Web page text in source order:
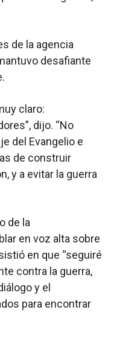
de la agencia
desafiante
claro:
dijo. “No
del Evangelio e
de construir
y a evitar la guerra
de la
en voz alta sobre
en que “seguiré
contra la guerra,
y el
para encontrar